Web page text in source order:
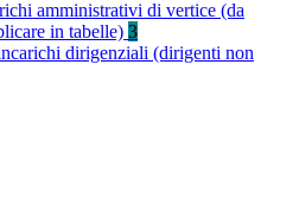
amministrativi di vertice (da
in tabelle) 3
dirigenziali (dirigenti non